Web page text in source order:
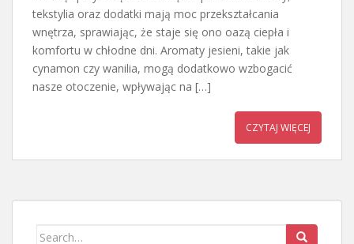
tekstylia oraz dodatki mają moc przekształcania
wnętrza, sprawiając, że staje się ono oazą ciepła i
komfortu w chłodne dni. Aromaty jesieni, takie jak
cynamon czy wanilia, mogą dodatkowo wzbogacić
nasze otoczenie, wpływając na […]
CZYTAJ WIĘCEJ
Search